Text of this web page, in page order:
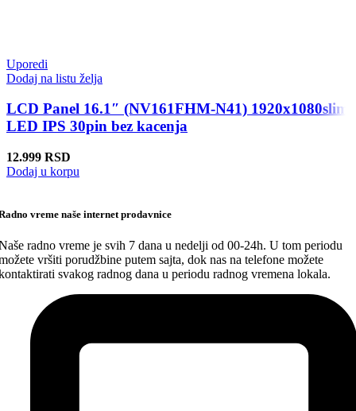
Uporedi
Dodaj na listu želja
LCD Panel 16.1″ (NV161FHM-N41) 1920x1080slim
LED IPS 30pin bez kacenja
12.999 RSD
Dodaj u korpu
vreme naše internet prodavnice
radno vreme je svih 7 dana u nedelji od 00-24h. U tom periodu
vršiti porudžbine putem sajta, dok nas na telefone možete
svakog radnog dana u periodu radnog vremena lokala.